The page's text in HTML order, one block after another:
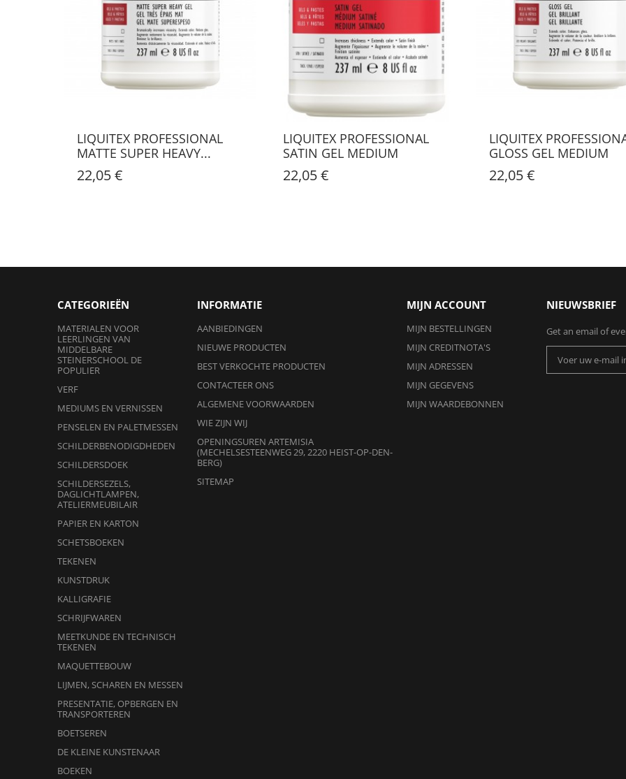
LIQUITEX PROFESSIONAL
MATTE SUPER HEAVY...
22,05 €
LIQUITEX PROFESSIONAL
SATIN GEL MEDIUM
22,05 €
LIQUITEX
GLOSS GEL MEDIUM
22,05 €
CATEGORIEËN
MATERIALEN VOOR
LEERLINGEN VAN
MIDDELBARE
STEINERSCHOOL DE
POPULIER
VERF
MEDIUMS EN VERNISSEN
PENSELEN EN PALETMESSEN
SCHILDERBENODIGDHEDEN
SCHILDERSDOEK
SCHILDERSEZELS,
DAGLICHTLAMPEN,
ATELIERMEUBILAIR
PAPIER EN KARTON
SCHETSBOEKEN
TEKENEN
KUNSTDRUK
KALLIGRAFIE
SCHRIJFWAREN
MEETKUNDE EN TECHNISCH
TEKENEN
MAQUETTEBOUW
LIJMEN, SCHAREN EN MESSEN
PRESENTATIE, OPBERGEN EN
TRANSPORTEREN
BOETSEREN
DE KLEINE KUNSTENAAR
BOEKEN
INFORMATIE
AANBIEDINGEN
NIEUWE PRODUCTEN
BEST VERKOCHTE PRODUCTEN
CONTACTEER ONS
ALGEMENE VOORWAARDEN
WIE ZIJN WIJ
OPENINGSUREN ARTEMISIA
(MECHELSESTEENWEG 29, 2220 HEIST-OP-DEN-
BERG)
SITEMAP
MIJN ACCOUNT
MIJN BESTELLINGEN
MIJN CREDITNOTA'S
MIJN ADRESSEN
MIJN GEGEVENS
MIJN WAARDEBONNEN
NIEUWSBRIEF
Get an email of